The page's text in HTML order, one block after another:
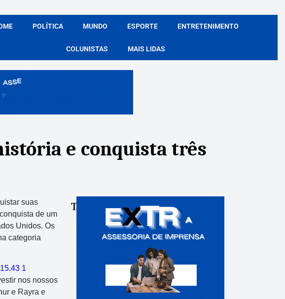
POLÍTICA MUNDO ESPORTE ENTRETENIMENTO
COLUNISTAS MAIS LIDAS
e conquista três
suas
de um
Unidos. Os
categoria
nos nossos
e Rayra e
Tags:Compartile: